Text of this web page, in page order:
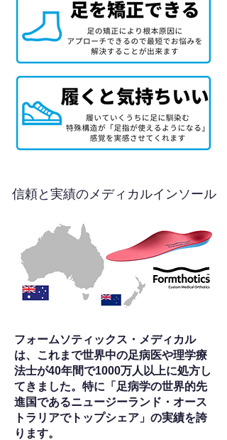
信頼と実績のメディカルインソール
フォームソティックス・メディカル
は、これまで世界中の足病医や理学療
法士が40年間で1000万人以上に処方し
てきました。特に「足病学の世界的先
進国であるニュージーランド・オース
トラリアでトップシェア」の実績を誇
ります。